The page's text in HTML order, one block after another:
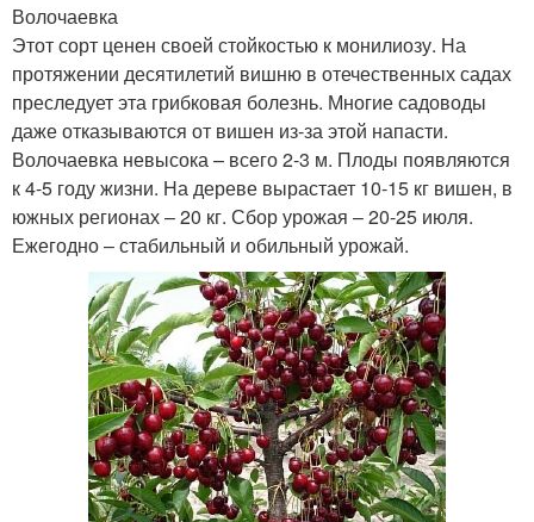
Волочаевка
Этот сорт ценен своей стойкостью к монилиозу. На
протяжении десятилетий вишню в отечественных садах
преследует эта грибковая болезнь. Многие садоводы
даже отказываются от вишен из-за этой напасти.
Волочаевка невысока – всего 2-3 м. Плоды появляются
к 4-5 году жизни. На дереве вырастает 10-15 кг вишен, в
южных регионах – 20 кг. Сбор урожая – 20-25 июля.
Ежегодно – стабильный и обильный урожай.